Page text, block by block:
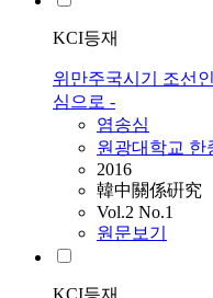
KCI등재
위만주국시기 조선
심으로 -
염송심
원광대학교 한
2016
韓中關係硏究
Vol.2 No.1
원문보기